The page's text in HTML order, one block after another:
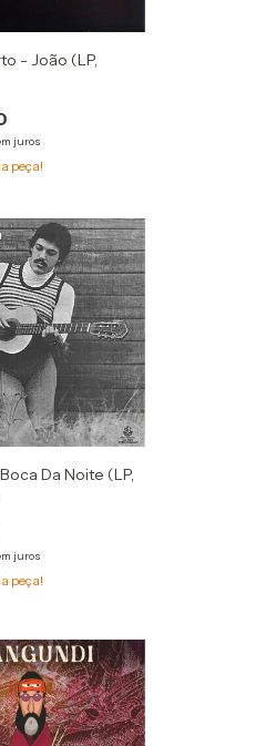
- João (LP,
juros
peça!
Da Noite (LP,
juros
peça!